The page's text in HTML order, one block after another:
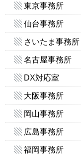
東京事務所
仙台事務所
さいたま事務所
名古屋事務所
DX対応室
大阪事務所
岡山事務所
広島事務所
福岡事務所